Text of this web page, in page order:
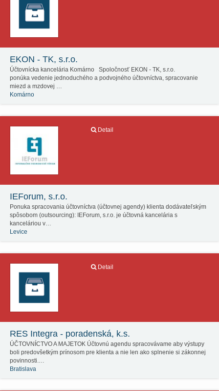
EKON - TK, s.r.o.
Účtovnícka kancelária Komárno Spoločnosť EKON - TK, s.r.o.
ponúka vedenie jednoduchého a podvojného účtovníctva, spracovanie
miezd a mzdovej …
Komárno
Detail
IEForum, s.r.o.
Ponuka spracovania účtovníctva (účtovnej agendy) klienta dodávateľským
spôsobom (outsourcing): IEForum, s.r.o. je účtovná kancelária s
kanceláriou v…
Levice
Detail
RES Integra - poradenská, k.s.
ÚČTOVNÍCTVO A MAJETOK Účtovnú agendu spracovávame aby výstupy
boli predovšetkým prínosom pre klienta a nie len ako splnenie si zákonnej
povinnosti.…
Bratislava